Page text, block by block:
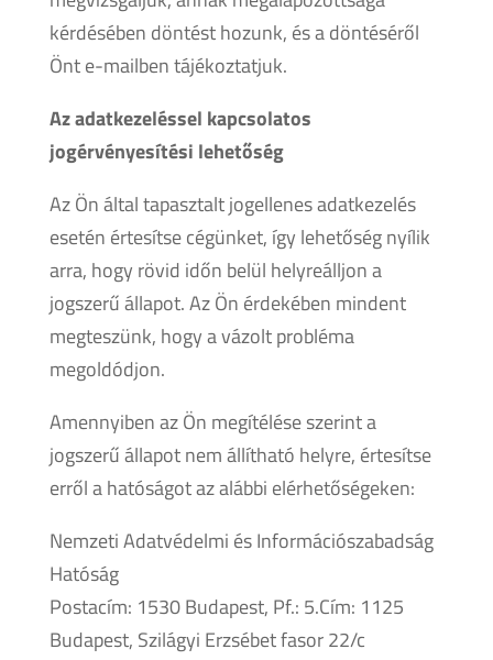
kérdésében döntést hozunk, és a döntéséről
Önt e-mailben tájékoztatjuk.
Az adatkezeléssel kapcsolatos
jogérvényesítési lehetőség
Az Ön által tapasztalt jogellenes adatkezelés
esetén értesítse cégünket, így lehetőség nyílik
arra, hogy rövid időn belül helyreálljon a
jogszerű állapot. Az Ön érdekében mindent
megteszünk, hogy a vázolt probléma
megoldódjon.
Amennyiben az Ön megítélése szerint a
jogszerű állapot nem állítható helyre, értesítse
erről a hatóságot az alábbi elérhetőségeken:
Nemzeti Adatvédelmi és Információszabadság
Hatóság
Postacím: 1530 Budapest, Pf.: 5.Cím: 1125
Budapest, Szilágyi Erzsébet fasor 22/c